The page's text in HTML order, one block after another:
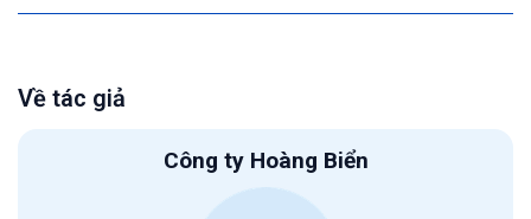
Về tác giả
Công ty Hoàng Biển